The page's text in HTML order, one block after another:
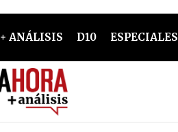
+ ANÁLISIS D10 ESPECIALES